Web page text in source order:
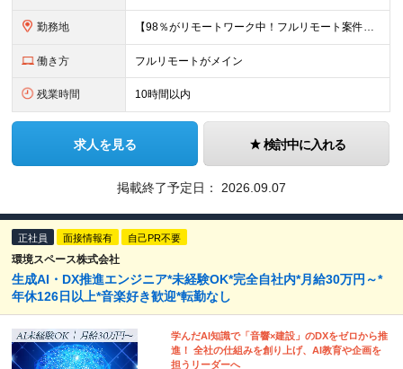
勤務地 【98％がリモートワーク中！フルリモート案件も豊富】 秋葉原オフィス、福岡オフィス、 リモートワークまたは全国のプロジェクト先にて勤務となります ※転勤はありません ＜本社＞ 東京都台東区台東4-
働き方 フルリモートがメイン
残業時間 10時間以内
求人を見る 検討中に入れる
掲載終了予定日： 2026.09.07
正社員 面接情報有 自己PR不要
環境スペース株式会社
生成AI・DX推進エンジニア*未経験OK*完全自社内*月給30万円～*
年休126日以上*音楽好き歓迎*転勤なし
学んだAI知識で「音響×建設」のDXをゼロから推
進！ 全社の仕組みを創り上げ、AI教育や企画を
担うリーダーへ